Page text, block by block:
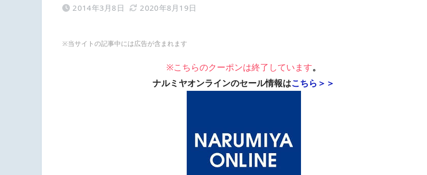
2014年3月8日 2020年8月19日
※当サイトの記事中には広告が含まれます
※こちらのクーポンは終了しています。
ナルミヤオンラインのセール情報はこちら＞＞